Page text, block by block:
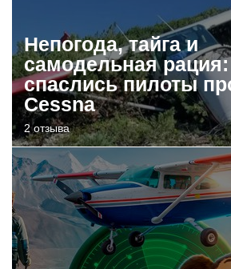
Непогода, тайга и
самодельная рация:
спаслись пилоты
Cessna
2 отзыва